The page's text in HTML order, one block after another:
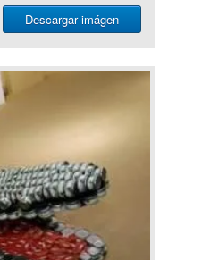
Descargar imágen